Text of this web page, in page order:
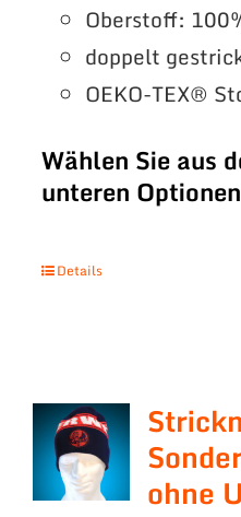
Oberstoff:
doppelt
OEKO-TEX®
Wählen Sie aus
unteren
Details
ohne